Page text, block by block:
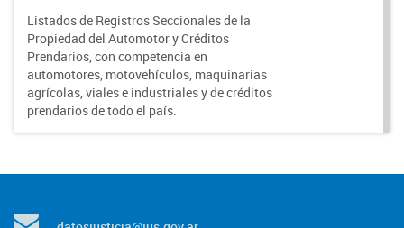
Listados de Registros Seccionales de la
Propiedad del Automotor y Créditos
Prendarios, con competencia en
automotores, motovehículos, maquinarias
agrícolas, viales e industriales y de créditos
prendarios de todo el país.